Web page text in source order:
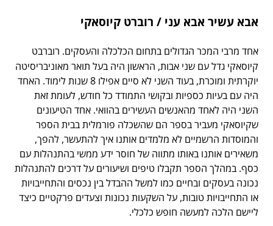
אבא עשיר אבא עני / רוברט קיוסאקי
אחד מרבי המכר הגדולים בתחום הכלכלה והעסקים. רוברבט
קיוסאקי גדל עם שני אבות, הראשון היה בעל תואר מאוניבריסיטה
יוקרתית ומוכרת, בעוד השני לא סיים אפילו 8 שנות לימוד. האחד
היה עם בעיות כספיות ובקושי התמודד כל חודש, לעומת זאת
השני היה לאחד מהאנשים העשירים בהוואי. אחד הטיעונים
שקיוסאקי מעביר בספר הם שהשכלה פורמלית בבית הספר
והמוסדות הרשמיים לא מלמדים אותנו איך להתעשר, להפך,
משאירים אותנו באותו מתווה של חוסר ידע ממשי בהתנהלות עם
כסף. במהלך הספר תקבלו טיפים ושיעורים על דרכים להתנהלות
נכונה בעסקים ובחיים כמו למשל ההבדל בין נכסים והתחייבויות
או התחייבויות טובות, על השקעות נכונות וצעדים פרקטיים כיצד
ליישם הלכה למעשה חופש כלכלי.